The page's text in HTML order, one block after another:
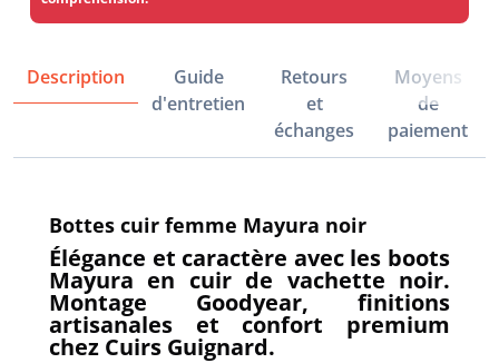
Description
Guide
d'entretien
Retours
et
échanges
Moyens
de
paiement
Bottes cuir femme Mayura noir
Élégance et caractère avec les boots
Mayura en cuir de vachette noir.
Montage Goodyear, finitions
artisanales et confort premium
chez Cuirs Guignard.